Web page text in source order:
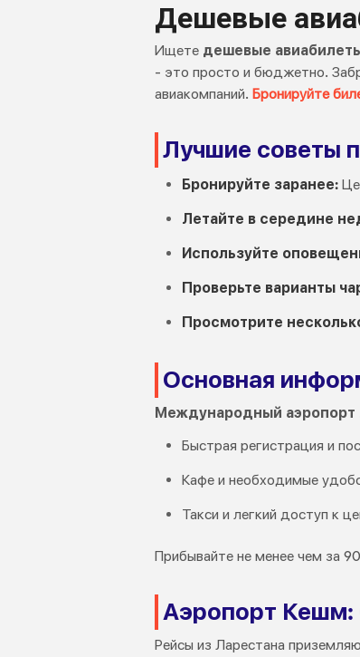
Дешевые
Ищете дешевые
- это просто и бюджетно.
авиакомпаний. Бронируйте
Лучшие советы
Бронируйте заранее:
Летайте в середине
Используйте
Проверьте варианты
Просмотрите
Основная
Международный аэропорт
Быстрая регистрация и
Кафе и необходимые
Такси и легкий доступ к
Прибывайте не менее чем за
Аэропорт Кешм:
Рейсы из Ларестана